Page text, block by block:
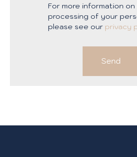
For more information
processing of your
please see our privacy
Send